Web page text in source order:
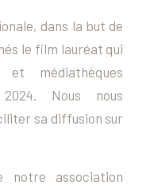
dans la but de
le film lauréat qui
médiathèques
Nous nous
sa diffusion sur
notre association